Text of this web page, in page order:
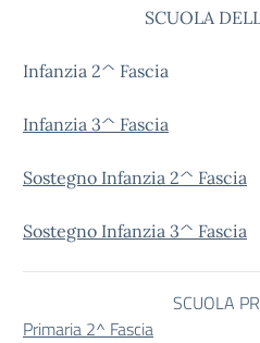
SCUOLA
Infanzia 2^ Fascia
Infanzia 3^ Fascia
Sostegno Infanzia 2^ Fascia
Sostegno Infanzia 3^ Fascia
SCUOLA
Primaria 2^ Fascia